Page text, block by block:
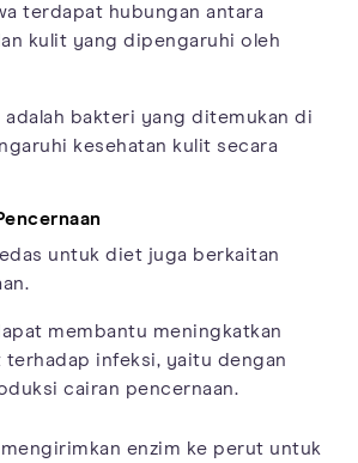
terdapat hubungan antara
kulit yang dipengaruhi oleh
bakteri yang ditemukan di
kesehatan kulit secara
untuk diet juga berkaitan
membantu meningkatkan
infeksi, yaitu dengan
cairan pencernaan.
enzim ke perut untuk